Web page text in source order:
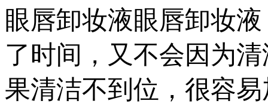
眼唇卸妆液眼唇卸妆
了时间，又不会因为
果清洁不到位，很容